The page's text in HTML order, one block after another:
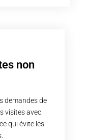
non
demandes de
visites avec
qui évite les